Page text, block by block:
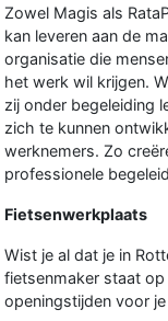
Zowel Magis als
kan leveren aan de
organisatie die
het werk wil krijgen.
zij onder begeleiding
zich te kunnen
werknemers. Zo
professionele
Fietsenwerkplaats
Wist je al dat je in
fietsenmaker staat
openingstijden voor je